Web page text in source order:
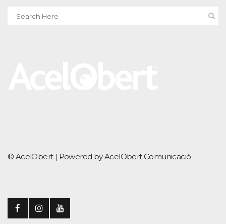
© AcelObert | Powered by AcelObert Comunicació